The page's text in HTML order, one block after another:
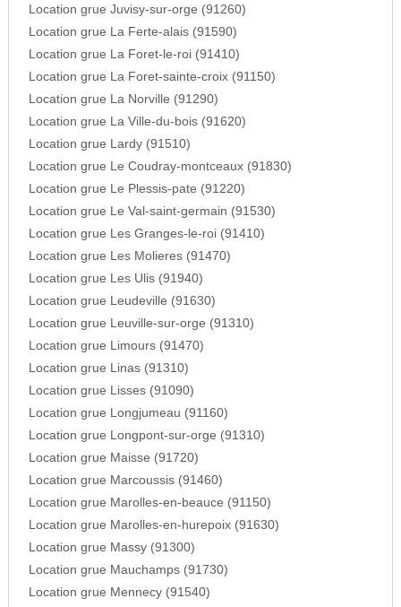
Location grue Juvisy-sur-orge (91260)
Location grue La Ferte-alais (91590)
Location grue La Foret-le-roi (91410)
Location grue La Foret-sainte-croix (91150)
Location grue La Norville (91290)
Location grue La Ville-du-bois (91620)
Location grue Lardy (91510)
Location grue Le Coudray-montceaux (91830)
Location grue Le Plessis-pate (91220)
Location grue Le Val-saint-germain (91530)
Location grue Les Granges-le-roi (91410)
Location grue Les Molieres (91470)
Location grue Les Ulis (91940)
Location grue Leudeville (91630)
Location grue Leuville-sur-orge (91310)
Location grue Limours (91470)
Location grue Linas (91310)
Location grue Lisses (91090)
Location grue Longjumeau (91160)
Location grue Longpont-sur-orge (91310)
Location grue Maisse (91720)
Location grue Marcoussis (91460)
Location grue Marolles-en-beauce (91150)
Location grue Marolles-en-hurepoix (91630)
Location grue Massy (91300)
Location grue Mauchamps (91730)
Location grue Mennecy (91540)